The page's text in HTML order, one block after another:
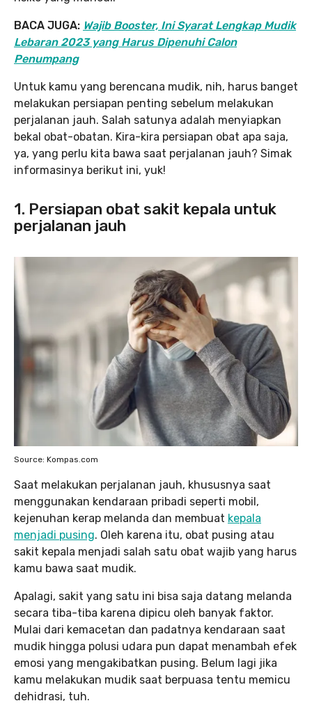
BACA JUGA: Wajib Booster, Ini Syarat Lengkap Mudik
Lebaran 2023 yang Harus Dipenuhi Calon
Penumpang
Untuk kamu yang berencana mudik, nih, harus banget
melakukan persiapan penting sebelum melakukan
perjalanan jauh. Salah satunya adalah menyiapkan
bekal obat-obatan. Kira-kira persiapan obat apa saja,
ya, yang perlu kita bawa saat perjalanan jauh? Simak
informasinya berikut ini, yuk!
1. Persiapan obat sakit kepala untuk
perjalanan jauh
Source: Kompas.com
Saat melakukan perjalanan jauh, khususnya saat
menggunakan kendaraan pribadi seperti mobil,
kejenuhan kerap melanda dan membuat kepala
menjadi pusing. Oleh karena itu, obat pusing atau
sakit kepala menjadi salah satu obat wajib yang harus
kamu bawa saat mudik.
Apalagi, sakit yang satu ini bisa saja datang melanda
secara tiba-tiba karena dipicu oleh banyak faktor.
Mulai dari kemacetan dan padatnya kendaraan saat
mudik hingga polusi udara pun dapat menambah efek
emosi yang mengakibatkan pusing. Belum lagi jika
kamu melakukan mudik saat berpuasa tentu memicu
dehidrasi, tuh.